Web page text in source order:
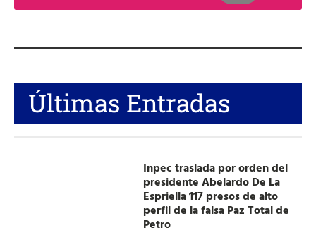
Últimas Entradas
Inpec traslada por orden del
presidente Abelardo De La
Espriella 117 presos de alto
perfil de la falsa Paz Total de
Petro